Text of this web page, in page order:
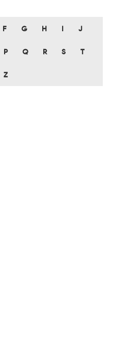
F G H J
P Q R S T
Z